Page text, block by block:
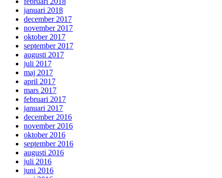
januari 2018
december 2017
november 2017
oktober 2017
september 2017
augusti 2017
juli 2017
maj 2017
april 2017
mars 2017
februari 2017
januari 2017
december 2016
november 2016
oktober 2016
september 2016
augusti 2016
juli 2016
juni 2016